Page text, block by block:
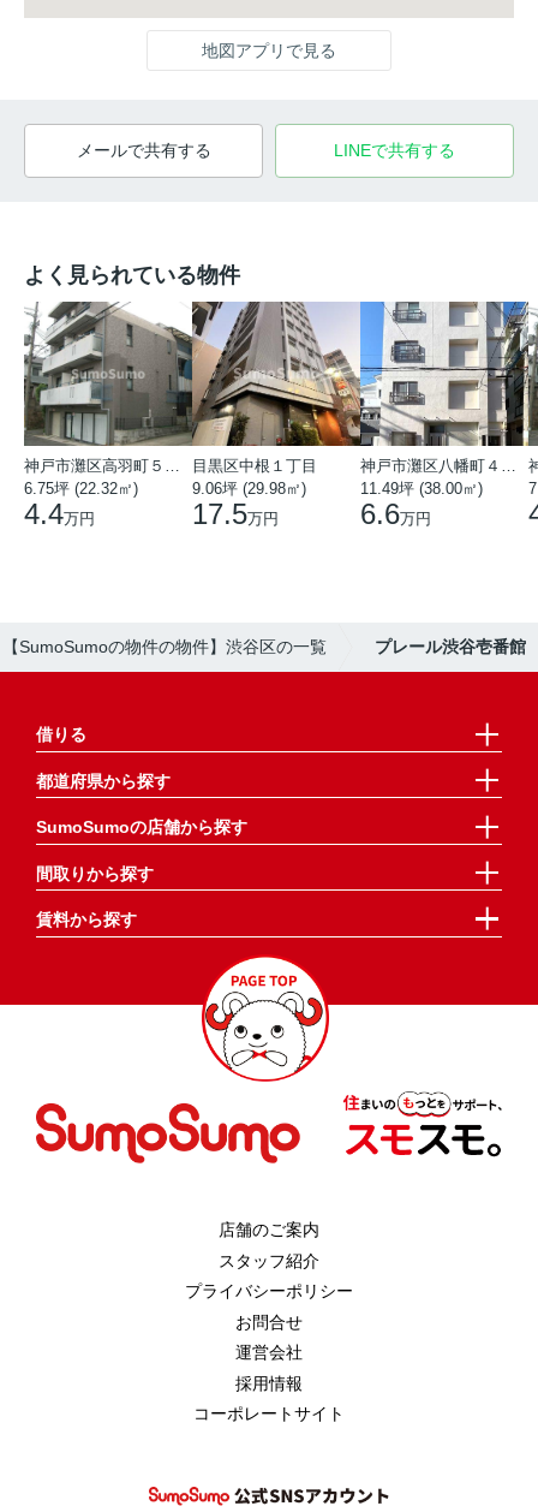
地図アプリで見る
メールで共有する LINEで共有する
よく見られている物件
6.75坪 (22.32㎡)
4.4万円
目黒区中根１丁目
9.06坪 (29.98㎡)
17.5万円
11.49坪 (38.00㎡)
6.6万円
【SumoSumoの物件の物件】渋谷区の一覧 プレール渋谷壱番館
借りる
都道府県から探す
SumoSumoの店舗から探す
間取りから探す
賃料から探す
店舗のご案内
スタッフ紹介
プライバシーポリシー
お問合せ
運営会社
採用情報
コーポレートサイト